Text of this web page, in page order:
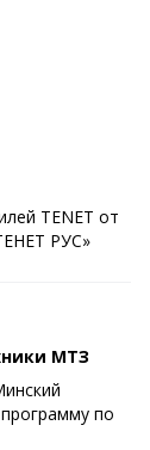
TENET от
РУС»
МТЗ
по